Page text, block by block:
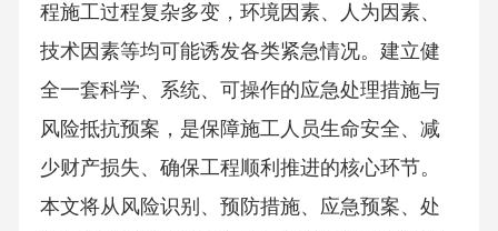
程施工过程复杂多变，环境因素、人为因素、
技术因素等均可能诱发各类紧急情况。建立健
全一套科学、系统、可操作的应急处理措施与
风险抵抗预案，是保障施工人员生命安全、减
少财产损失、确保工程顺利推进的核心环节。
本文将从风险识别、预防措施、应急预案、处